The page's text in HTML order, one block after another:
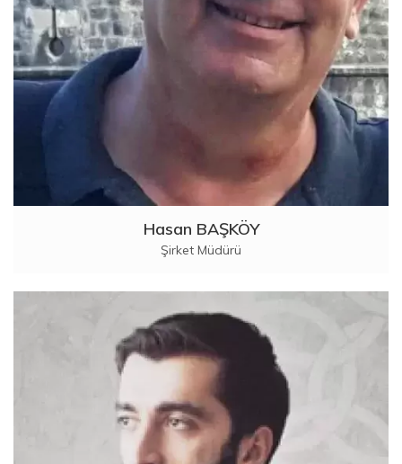
Hasan BAŞKÖY
Şirket Müdürü